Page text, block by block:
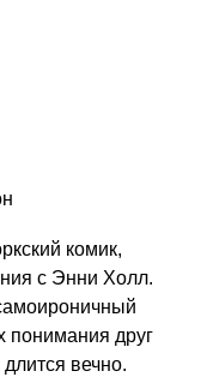
комик,
с Энни Холл.
понимания друг
вечно.